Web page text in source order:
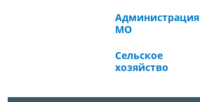
Администрация
МО
Сельское
хозяйство